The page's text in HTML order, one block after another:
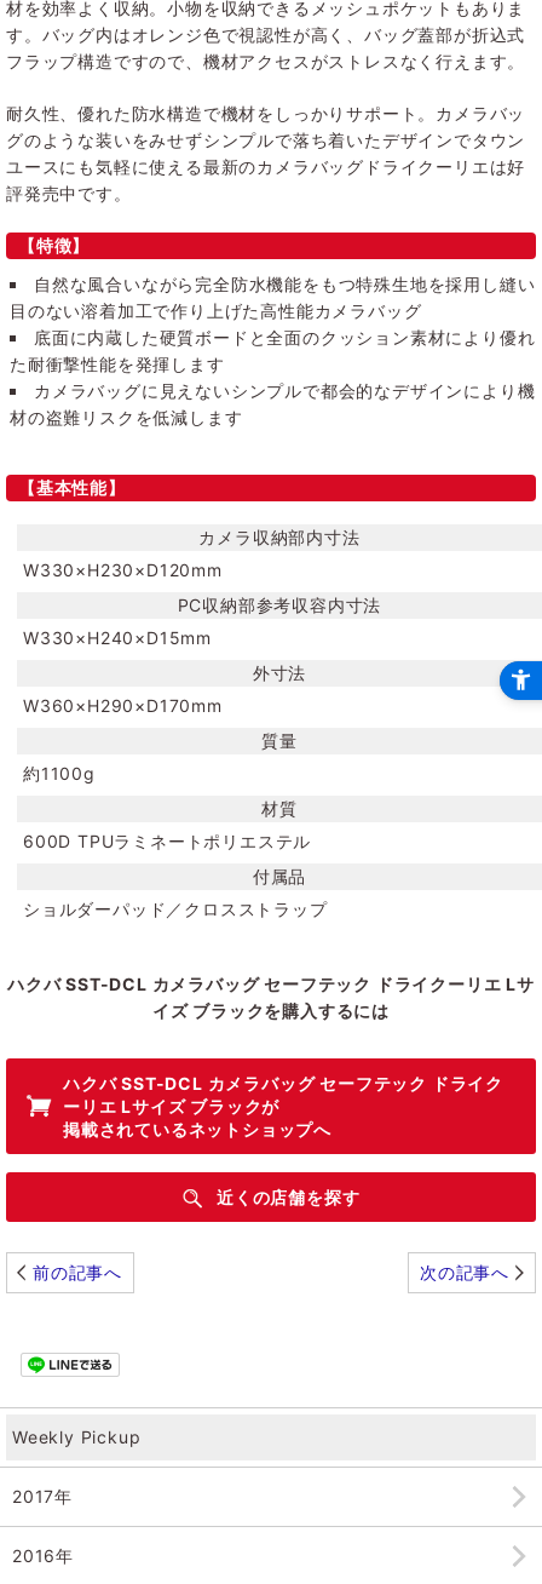
材を効率よく収納。小物を収納できるメッシュポケットもありま
す。バッグ内はオレンジ色で視認性が高く、バッグ蓋部が折込式
フラップ構造ですので、機材アクセスがストレスなく行えます。
耐久性、優れた防水構造で機材をしっかりサポート。カメラバッ
グのような装いをみせずシンプルで落ち着いたデザインでタウン
ユースにも気軽に使える最新のカメラバッグドライクーリエは好
評発売中です。
【特徴】
自然な風合いながら完全防水機能をもつ特殊生地を採用し縫い
目のない溶着加工で作り上げた高性能カメラバッグ
底面に内蔵した硬質ボードと全面のクッション素材により優れ
た耐衝撃性能を発揮します
カメラバッグに見えないシンプルで都会的なデザインにより機
材の盗難リスクを低減します
【基本性能】
カメラ収納部内寸法
W330×H230×D120mm
PC収納部参考収容内寸法
W330×H240×D15mm
外寸法
W360×H290×D170mm
質量
約1100g
材質
600D TPUラミネートポリエステル
付属品
ショルダーパッド／クロスストラップ
ハクバ SST-DCL カメラバッグ セーフテック ドライクーリエ Lサ
イズ ブラックを購入するには
ハクバ SST-DCL カメラバッグ セーフテック ドライク
ーリエ Lサイズ ブラックが
掲載されているネットショップへ
近くの店舗を探す
前の記事へ 次の記事へ
Weekly Pickup
2017年
2016年